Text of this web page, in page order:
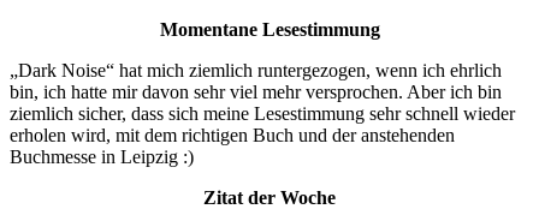
Momentane Lesestimmung
„Dark Noise“ hat mich ziemlich runtergezogen, wenn ich ehrlich
bin, ich hatte mir davon sehr viel mehr versprochen. Aber ich bin
ziemlich sicher, dass sich meine Lesestimmung sehr schnell wieder
erholen wird, mit dem richtigen Buch und der anstehenden
Buchmesse in Leipzig :)
Zitat der Woche